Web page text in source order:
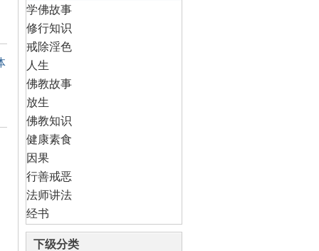
学佛故事
修行知识
戒除淫色
人生
佛教故事
放生
佛教知识
健康素食
因果
行善戒恶
法师讲法
经书
下级分类